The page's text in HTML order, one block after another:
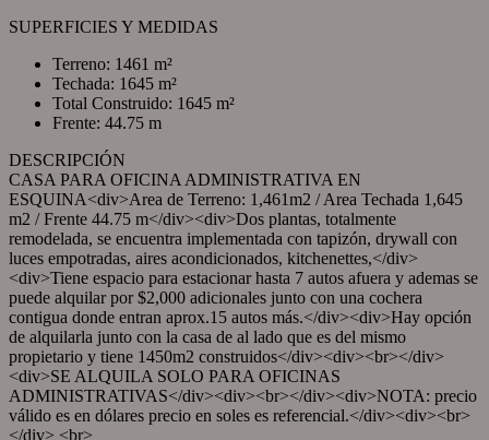
SUPERFICIES Y MEDIDAS
Terreno: 1461 m²
Techada: 1645 m²
Total Construido: 1645 m²
Frente: 44.75 m
DESCRIPCIÓN
CASA PARA OFICINA ADMINISTRATIVA EN
ESQUINA<div>Area de Terreno: 1,461m2 / Area Techada 1,645
m2 / Frente 44.75 m</div><div>Dos plantas, totalmente
remodelada, se encuentra implementada con tapizón, drywall con
luces empotradas, aires acondicionados, kitchenettes,</div>
<div>Tiene espacio para estacionar hasta 7 autos afuera y ademas se
puede alquilar por $2,000 adicionales junto con una cochera
contigua donde entran aprox.15 autos más.</div><div>Hay opción
de alquilarla junto con la casa de al lado que es del mismo
propietario y tiene 1450m2 construidos</div><div><br></div>
<div>SE ALQUILA SOLO PARA OFICINAS
ADMINISTRATIVAS</div><div><br></div><div>NOTA: precio
válido es en dólares precio en soles es referencial.</div><div><br>
</div> <br>